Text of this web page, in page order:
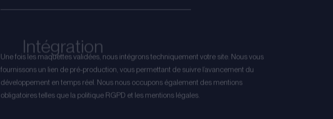
Une fois les maquettes validées, nous intégrons techniquement votre site. Nous vous
fournissons un lien de pré-production, vous permettant de suivre l’avancement du
développement en temps réel. Nous nous occupons également des mentions
obligatoires telles que la politique RGPD et les mentions légales.